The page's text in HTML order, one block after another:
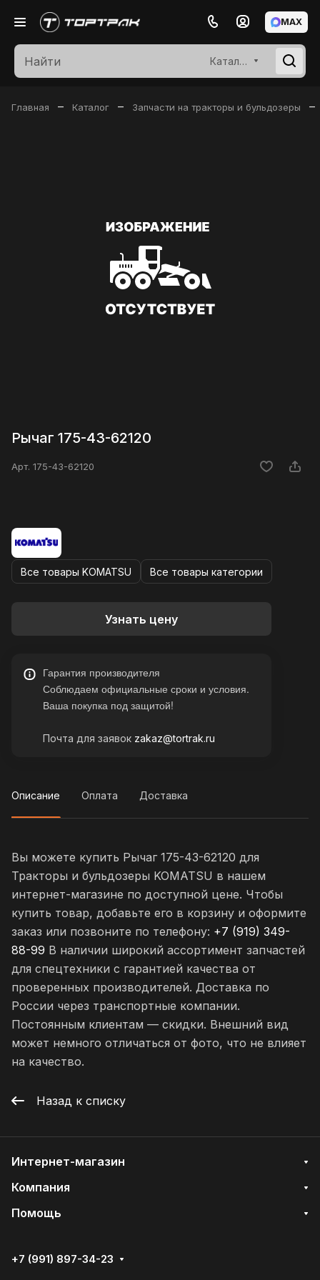
Каталог
MAX
Главная – Каталог – Запчасти на тракторы и бульдозеры –
Рычаг 175-43-62120
Арт. 175-43-62120
Все товары KOMATSU Все товары категории
Узнать цену
Гарантия производителя
Соблюдаем официальные сроки и условия.
Ваша покупка под защитой!
Почта для заявок zakaz@tortrak.ru
Описание Оплата Доставка
Вы можете купить Рычаг 175-43-62120 для
Тракторы и бульдозеры KOMATSU в нашем
интернет-магазине по доступной цене. Чтобы
купить товар, добавьте его в корзину и оформите
заказ или позвоните по телефону: +7 (919) 349-
88-99 В наличии широкий ассортимент запчастей
для спецтехники с гарантией качества от
проверенных производителей. Доставка по
России через транспортные компании.
Постоянным клиентам — скидки. Внешний вид
может немного отличаться от фото, что не влияет
на качество.
Назад к списку
Интернет-магазин
Компания
Помощь
+7 (991) 897-34-23